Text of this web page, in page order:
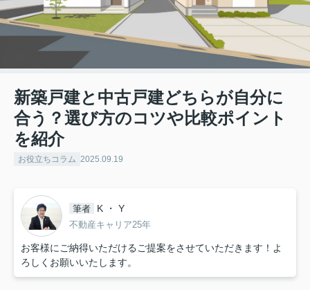
新築戸建と中古戸建どちらが自分に
合う？選び方のコツや比較ポイント
を紹介
お役立ちコラム 2025.09.19
筆者 K ・ Y
不動産キャリア25年
お客様にご納得いただけるご提案をさせていただきます！よ
ろしくお願いいたします。